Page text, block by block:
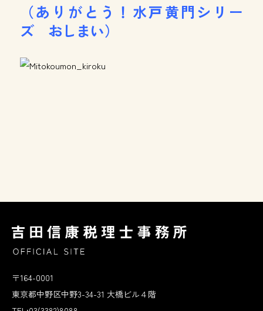
（ありがとう！水戸黄門シリー
ズ おしまい）
〒164-0001
東京都中野区中野3-34-31 大橋ビル４階